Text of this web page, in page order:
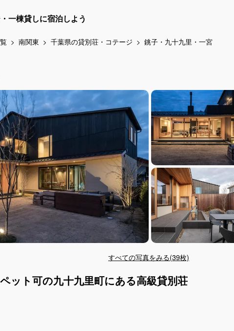
一棟貸しに宿泊しよう
南関東 千葉県の貸別荘・コテージ 銚子・九十九里・一宮
すべての写真をみる(39枚)
ット可の九十九里町にある高級貸別荘